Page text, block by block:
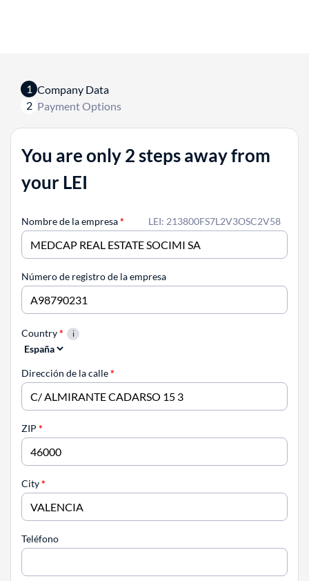
1 Company Data
2 Payment Options
You are only 2 steps away from
your LEI
LEI: 213800FS7L2V3OSC2V58
Nombre de la empresa*
Número de registro de la empresa
Country*
Dirección de la calle*
ZIP *
City*
Teléfono